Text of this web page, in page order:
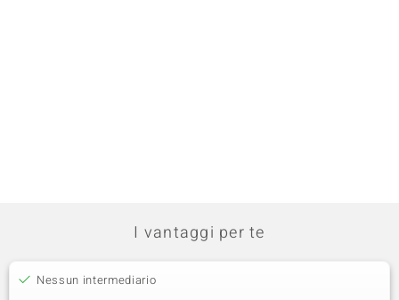
I vantaggi per te
Nessun intermediario